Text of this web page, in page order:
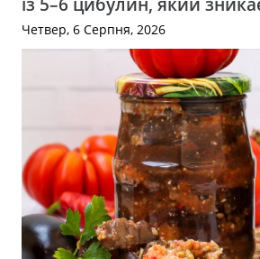
Четвер, 6 Серпня, 2026